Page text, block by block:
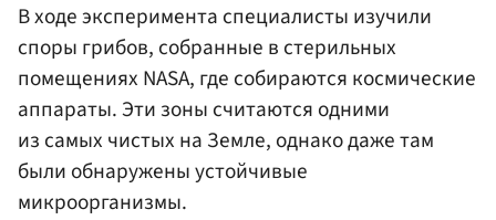
В ходе эксперимента специалисты изучили
споры грибов, собранные в стерильных
помещениях NASA, где собираются космические
аппараты. Эти зоны считаются одними
из самых чистых на Земле, однако даже там
были обнаружены устойчивые
микроорганизмы.